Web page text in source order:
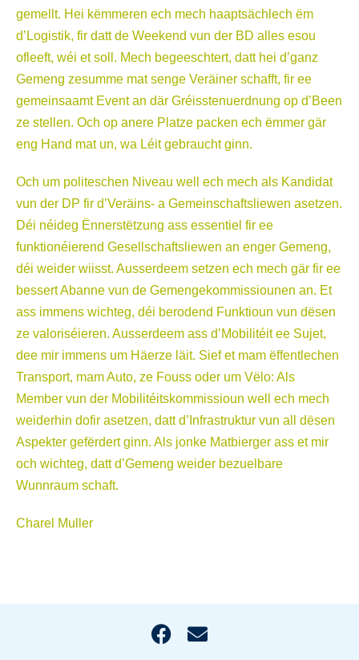
gemellt. Hei këmmeren ech mech haaptsächlech ëm
d’Logistik, fir datt de Weekend vun der BD alles esou
ofleeft, wéi et soll. Mech begeeschtert, datt hei d’ganz
Gemeng zesumme mat senge Veräiner schafft, fir ee
gemeinsaamt Event an där Gréisstenuerdnung op d’Been
ze stellen. Och op anere Platze packen ech ëmmer gär
eng Hand mat un, wa Léit gebraucht ginn.
Och um politeschen Niveau well ech mech als Kandidat
vun der DP fir d’Veräins- a Gemeinschaftsliewen asetzen.
Déi néideg Ënnerstëtzung ass essentiel fir ee
funktionéierend Gesellschaftsliewen an enger Gemeng,
déi weider wiisst. Ausserdeem setzen ech mech gär fir ee
bessert Abanne vun de Gemengekommissiounen an. Et
ass immens wichteg, déi berodend Funktioun vun dësen
ze valoriséieren. Ausserdeem ass d’Mobilitéit ee Sujet,
dee mir immens um Häerze läit. Sief et mam ëffentlechen
Transport, mam Auto, ze Fouss oder um Vëlo: Als
Member vun der Mobilitéitskommissioun well ech mech
weiderhin dofir asetzen, datt d’Infrastruktur vun all dësen
Aspekter gefërdert ginn. Als jonke Matbierger ass et mir
och wichteg, datt d’Gemeng weider bezuelbare
Wunnraum schaft.
Charel Muller